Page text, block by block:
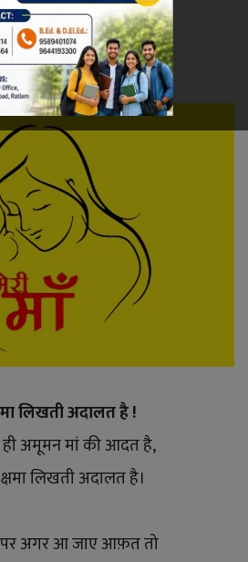
May 13, 2024 - 10:28
लिखती अदालत है !
अमूमन मां की आदत है,
लिखती अदालत है।
पर अगर आ जाए आफ़त तो